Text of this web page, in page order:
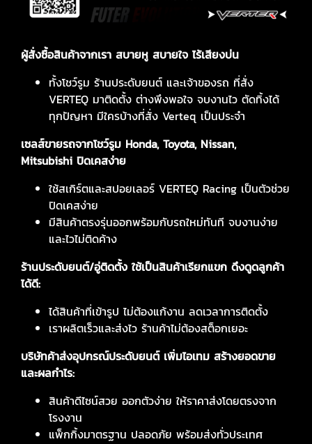
ผู้สั่งซื้อสินค้าจากเรา สบายหู สบายใจ ไร้เสียงบ่น
ทั้งโชว์รูม ร้านประดับยนต์ และเจ้าของรถ ที่สั่ง
VERTEQ มาติดตั้ง ต่างพึงพอใจ จบงานไว ตัดทิ้งได้
ทุกปัญหา มีใครบ้างที่สั่ง Verteq เป็นประจำ
เซลส์ขายรถจากโชว์รูม Honda, Toyota, Nissan,
Mitsubishi ปิดเคสง่าย
ใช้สเกิร์ตและสปอยเลอร์ VERTEQ Racing เป็นตัวช่วย
ปิดเคสง่าย
มีสินค้าตรงรุ่นออกพร้อมกับรถใหม่ทันที จบงานง่าย
และไวไม่ติดค้าง
ร้านประดับยนต์/อู่ติดตั้ง ใช้เป็นสินค้าเรียกแขก ดึงดูดลูกค้า
ได้ดี:
ได้สินค้าที่เข้ารูป ไม่ต้องแก้งาน ลดเวลาการติดตั้ง
เราผลิตเร็วและส่งไว ร้านค้าไม่ต้องสต็อกเยอะ
บริษัทค้าส่งอุปกรณ์ประดับยนต์ เพิ่มไอเทม สร้างยอดขาย
และผลกำไร:
สินค้าดีไซน์สวย ออกตัวง่าย ให้ราคาส่งโดยตรงจาก
โรงงาน
แพ็กกิ้งมาตรฐาน ปลอดภัย พร้อมส่งทั่วประเทศ